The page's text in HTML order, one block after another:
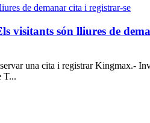
són lliures de
una cita i registrar Kingmax.-
T...